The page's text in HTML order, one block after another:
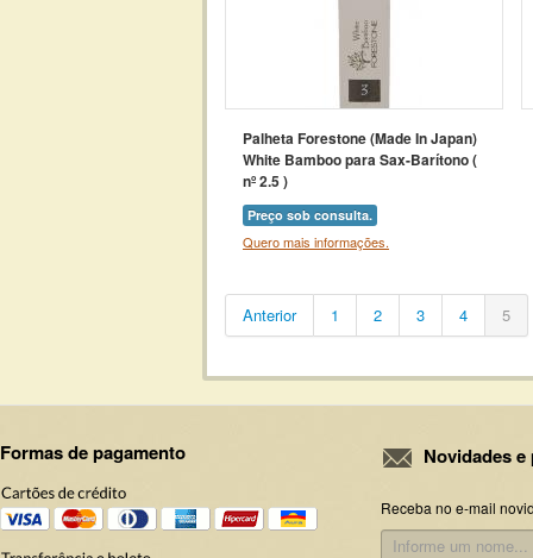
Palheta Forestone (Made In Japan)
White Bamboo para Sax-Barítono (
nº 2.5 )
Preço sob consulta.
Quero mais informações.
Anterior 1 2 3 4 5
Formas de pagamento Novidades
Receba no e-mail